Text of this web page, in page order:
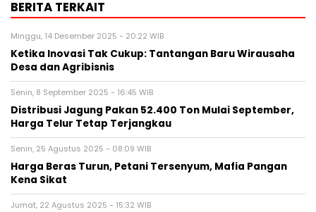
BERITA TERKAIT
Minggu, 14 Desember 2025 - 20:22 WIB
Ketika Inovasi Tak Cukup: Tantangan Baru Wirausaha
Desa dan Agribisnis
Senin, 8 September 2025 - 16:45 WIB
Distribusi Jagung Pakan 52.400 Ton Mulai September,
Harga Telur Tetap Terjangkau
Senin, 25 Agustus 2025 - 08:09 WIB
Harga Beras Turun, Petani Tersenyum, Mafia Pangan
Kena Sikat
Jumat, 22 Agustus 2025 - 15:32 WIB